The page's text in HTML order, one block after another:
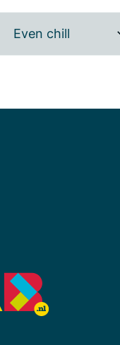
Even chill